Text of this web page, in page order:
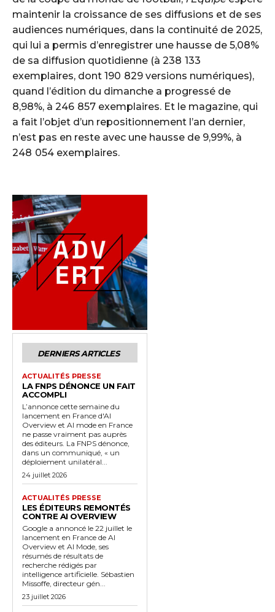
maintenir la croissance de ses diffusions et de ses
audiences numériques, dans la continuité de 2025,
qui lui a permis d’enregistrer une hausse de 5,08%
de sa diffusion quotidienne (à 238 133
exemplaires, dont 190 829 versions numériques),
quand l’édition du dimanche a progressé de
8,98%, à 246 857 exemplaires. Et le magazine, qui
a fait l’objet d’un repositionnement l’an dernier,
n’est pas en reste avec une hausse de 9,99%, à
248 054 exemplaires.
DERNIERS ARTICLES
ACTUALITÉS PRESSE
LA FNPS DÉNONCE UN FAIT
ACCOMPLI
L’annonce cette semaine du
lancement en France d'AI
Overview et AI mode en France
ne passe vraiment pas auprès
des éditeurs. La FNPS dénonce,
dans un communiqué, « un
déploiement unilatéral...
24 juillet 2026
ACTUALITÉS PRESSE
LES ÉDITEURS REMONTÉS
CONTRE AI OVERVIEW
Google a annoncé le 22 juillet le
lancement en France de AI
Overview et AI Mode, ses
résumés de résultats de
recherche rédigés par
intelligence artificielle. Sébastien
Missoffe, directeur gén...
23 juillet 2026